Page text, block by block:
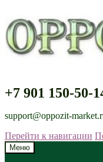
+7 901 150-50-
support@oppozit-
Перейти к навигации
Меню